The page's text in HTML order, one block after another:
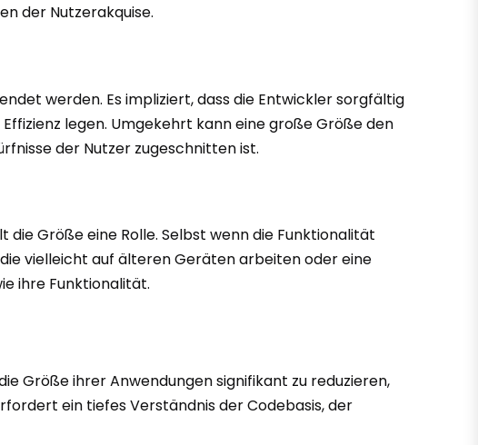
der Nutzerakquise.
werden. Es impliziert, dass die Entwickler sorgfältig
legen. Umgekehrt kann eine große Größe den
der Nutzer zugeschnitten ist.
Größe eine Rolle. Selbst wenn die Funktionalität
vielleicht auf älteren Geräten arbeiten oder eine
ihre Funktionalität.
Größe ihrer Anwendungen signifikant zu reduzieren,
ein tiefes Verständnis der Codebasis, der